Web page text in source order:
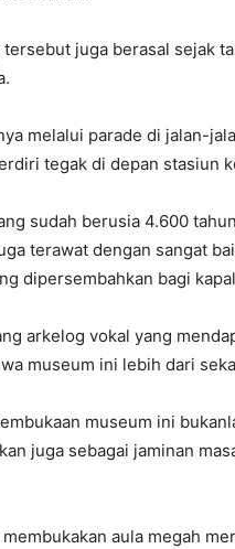
juga berasal sejak
melalui parade di jalan-
tegak di depan stasiun
sudah berusia 4.600
terawat dengan sangat
dipersembahkan bagi
arkelog vokal yang
museum ini lebih dari
museum ini
juga sebagai jaminan
aula megah